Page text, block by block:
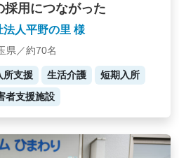
用につながった
法人平野の里 様
県／約70名
所支援 生活介護
短期入所
者支援施設